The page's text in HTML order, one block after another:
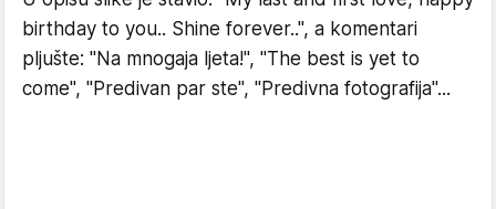
birthday to you.. Shine forever..", a komentari
pljušte: "Na mnogaja ljeta!", "The best is yet to
come", "Predivan par ste", "Predivna fotografija"...